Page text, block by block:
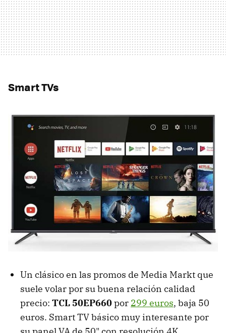
Smart TVs
Un clásico en las promos de Media Markt que
suele volar por su buena relación calidad
precio: TCL 50EP660por 299 euros, baja 50
euros. Smart TV básico muy interesante por